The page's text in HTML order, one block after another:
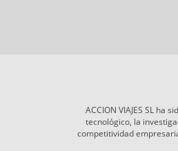
ACCION VIAJES SL
tecnológico, la
competitividad